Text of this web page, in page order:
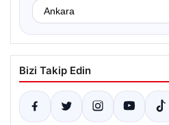
Bizi Takip Edin